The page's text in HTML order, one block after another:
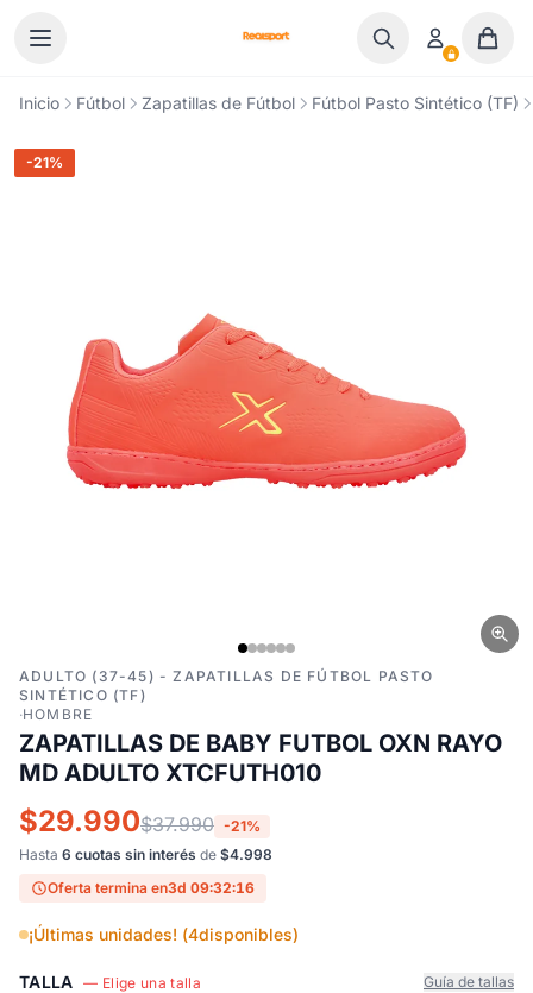
Inicio Fútbol Zapatillas de Fútbol Fútbol Pasto Sintético (TF)
-21%
ADULTO (37-45) - ZAPATILLAS DE FÚTBOL PASTO
SINTÉTICO (TF)
·HOMBRE
ZAPATILLAS DE BABY FUTBOL OXN RAYO
MD ADULTO XTCFUTH010
$29.990$37.990 -21%
Hasta 6 cuotas sin interés de $4.998
Oferta termina en3d 09:32:15
¡Últimas unidades! (4disponibles)
TALLA — Elige una talla Guía de tallas